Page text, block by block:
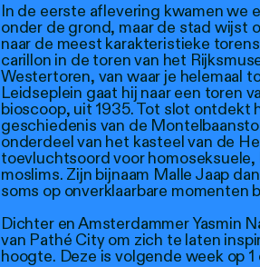
In de eerste aflevering kwamen we
onder de grond, maar de stad wijst
naar de meest karakteristieke
carillon in de toren van het
Westertoren, van waar je helemaal
Leidseplein gaat hij naar een toren
bioscoop, uit 1935. Tot slot ontdekt
geschiedenis van de
onderdeel van het kasteel van de
toevluchtsoord voor
moslims. Zijn bijnaam Malle Jaap
soms op onverklaarbare momenten
Dichter en Amsterdammer Yasmin
van Pathé City om zich te laten
hoogte. Deze is volgende week op